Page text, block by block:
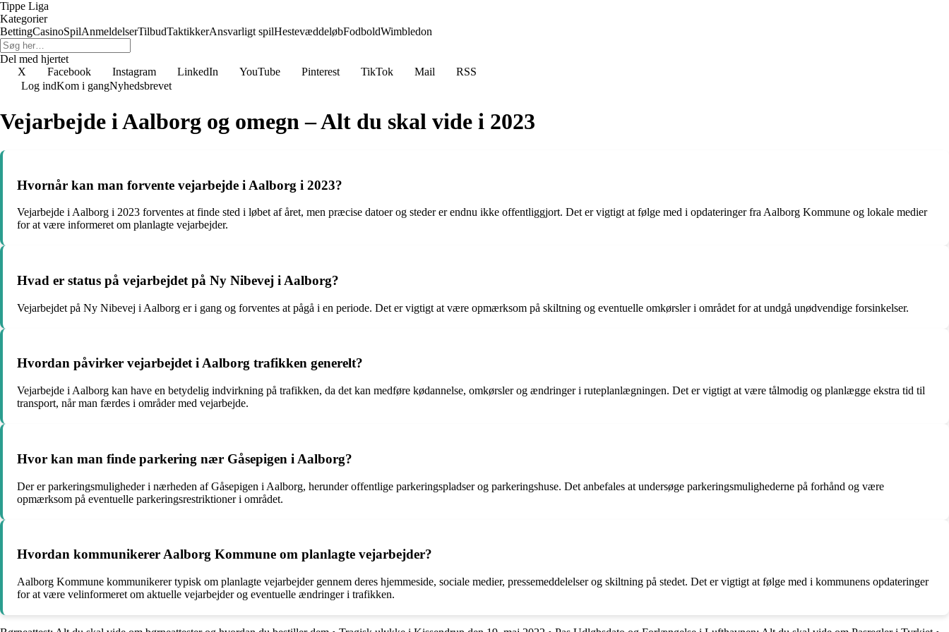
Tippe Liga
Kategorier
BettingCasinoSpilAnmeldelserTilbudTaktikkerAnsvarligt spilHestevæddeløbFodboldWimbledon
Del med hjertet
X
Facebook Instagram LinkedIn YouTube Pinterest TikTok Mail
RSS
Log indKom i gangNyhedsbrevet
Vejarbejde i Aalborg og omegn – Alt du skal vide i 2023
Hvornår kan man forvente vejarbejde i Aalborg i 2023?
Vejarbejde i Aalborg i 2023 forventes at finde sted i løbet af året, men præcise datoer og steder er endnu ikke offentliggjort. Det er vigtigt at følge med i opdateringer fra Aalborg Kommune og lokale medier
for at være informeret om planlagte vejarbejder.
Hvad er status på vejarbejdet på Ny Nibevej i Aalborg?
Vejarbejdet på Ny Nibevej i Aalborg er i gang og forventes at pågå i en periode. Det er vigtigt at være opmærksom på skiltning og eventuelle omkørsler i området for at undgå unødvendige forsinkelser.
Hvordan påvirker vejarbejdet i Aalborg trafikken generelt?
Vejarbejde i Aalborg kan have en betydelig indvirkning på trafikken, da det kan medføre kødannelse, omkørsler og ændringer i ruteplanlægningen. Det er vigtigt at være tålmodig og planlægge ekstra tid til
transport, når man færdes i områder med vejarbejde.
Hvor kan man finde parkering nær Gåsepigen i Aalborg?
Der er parkeringsmuligheder i nærheden af Gåsepigen i Aalborg, herunder offentlige parkeringspladser og parkeringshuse. Det anbefales at undersøge parkeringsmulighederne på forhånd og være
opmærksom på eventuelle parkeringsrestriktioner i området.
Hvordan kommunikerer Aalborg Kommune om planlagte vejarbejder?
Aalborg Kommune kommunikerer typisk om planlagte vejarbejder gennem deres hjemmeside, sociale medier, pressemeddelelser og skiltning på stedet. Det er vigtigt at følge med i kommunens opdateringer
for at være velinformeret om aktuelle vejarbejder og eventuelle ændringer i trafikken.